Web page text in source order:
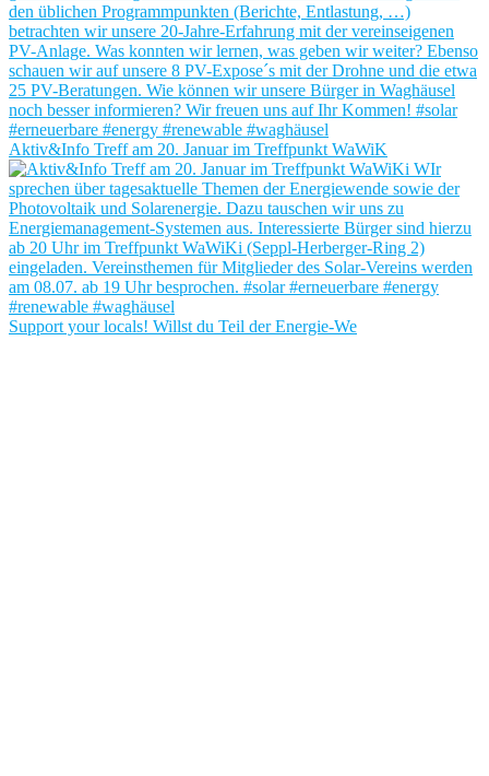
Aktiv&Info Treff am 20. Januar im Treffpunkt WaWiK
Support your locals! Willst du Teil der Energie-We